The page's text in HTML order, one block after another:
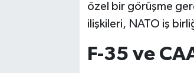
özel bir görüşme
ilişkileri, NATO iş
F-35 ve